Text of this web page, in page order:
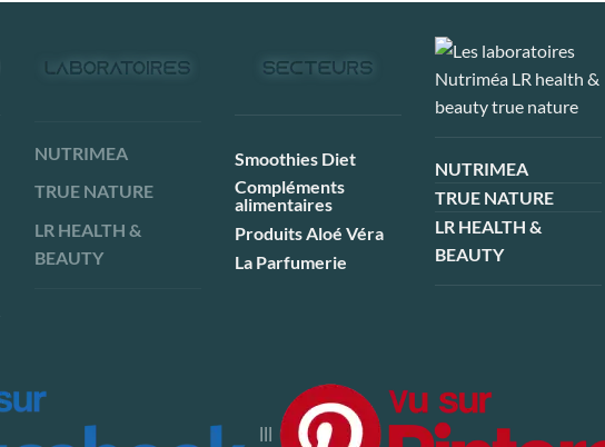
NUTRIMEA
TRUE NATURE
LR HEALTH &
BEAUTY
Smoothies Diet
Compléments
alimentaires
Produits Aloé Véra
La Parfumerie
NUTRIMEA
TRUE NATURE
LR HEALTH &
BEAUTY
|||